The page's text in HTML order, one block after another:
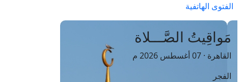
الفتوى الهاتفية
مَواقِيتُ الصَّـــلاة
القاهرة · 07 أغسطس 2026 م
الفجر